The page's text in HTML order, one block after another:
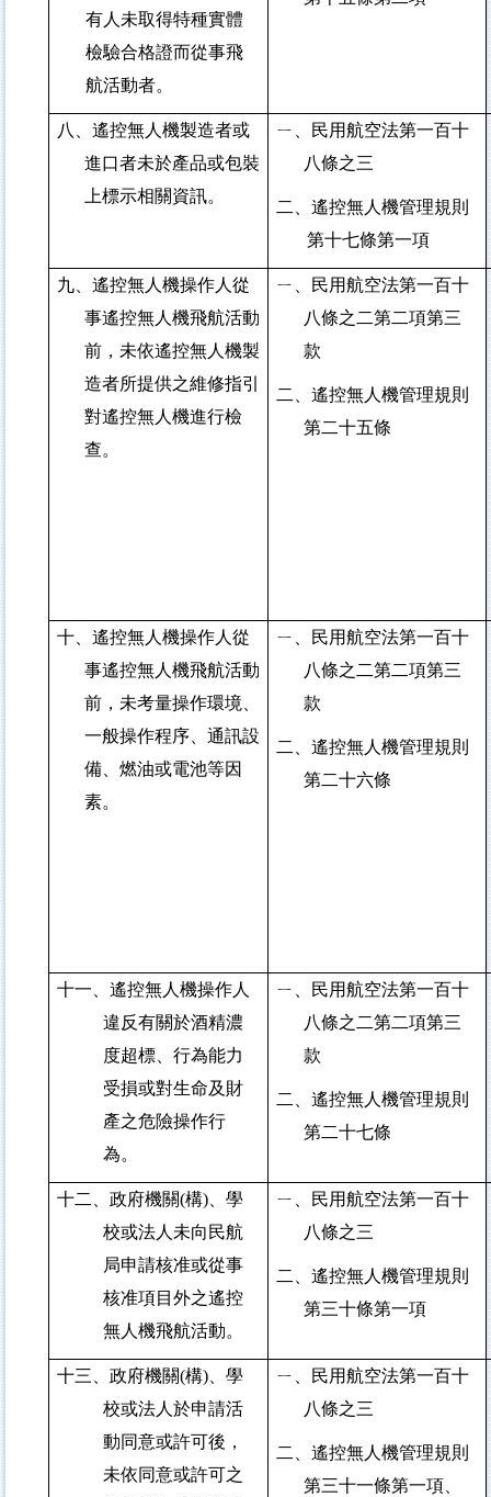
有人未取得特種實體
檢驗合格證而從事飛
航活動者。
八、遙控無人機製造者或
進口者未於產品或包裝
上標示相關資訊。
ㄧ、民用航空法第一百十
八條之三
二、遙控無人機管理規則
第十七條第一項
九、遙控無人機操作人從
事遙控無人機飛航活動
前，未依遙控無人機製
造者所提供之維修指引
對遙控無人機進行檢
查。
ㄧ、民用航空法第一百十
八條之二第二項第三
款
二、遙控無人機管理規則
第二十五條
十、遙控無人機操作人從
事遙控無人機飛航活動
前，未考量操作環境、
一般操作程序、通訊設
備、燃油或電池等因
素。
ㄧ、民用航空法第一百十
八條之二第二項第三
款
二、遙控無人機管理規則
第二十六條
十一、遙控無人機操作人
違反有關於酒精濃
度超標、行為能力
受損或對生命及財
產之危險操作行
為。
ㄧ、民用航空法第一百十
八條之二第二項第三
款
二、遙控無人機管理規則
第二十七條
十二、政府機關(構)、學
校或法人未向民航
局申請核准或從事
核准項目外之遙控
無人機飛航活動。
ㄧ、民用航空法第一百十
八條之三
二、遙控無人機管理規則
第三十條第一項
十三、政府機關(構)、學
校或法人於申請活
動同意或許可後，
未依同意或許可之
ㄧ、民用航空法第一百十
八條之三
二、遙控無人機管理規則
第三十一條第一項、